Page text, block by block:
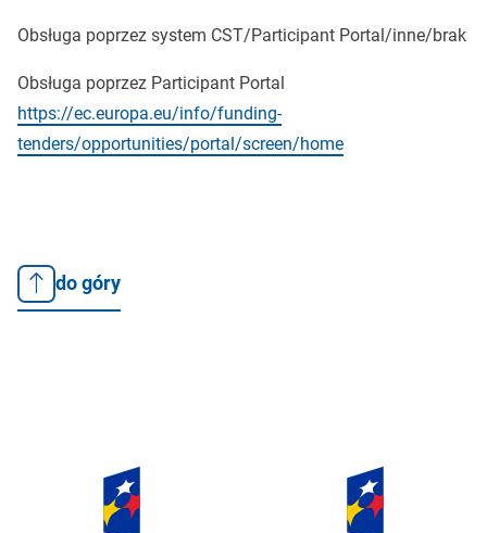
Obsługa poprzez system CST/Participant Portal/inne/brak
Obsługa poprzez Participant Portal
https://ec.europa.eu/info/funding-
tenders/opportunities/portal/screen/home
do góry